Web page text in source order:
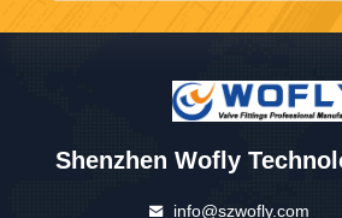
Shenzhen Wofly
info@szwofly.com